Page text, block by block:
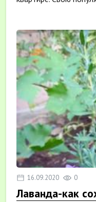
16.09.2020 0
Лаванда-как